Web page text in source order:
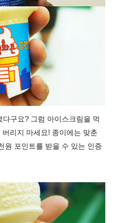
구요? 그럼 아이스크림을 먹
리지 마세요! 종이에는 맞춘
원 포인트를 받을 수 있는 인증